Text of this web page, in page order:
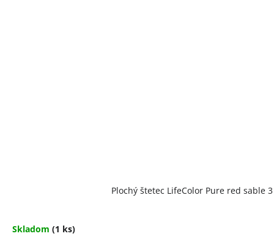
Plochý štetec LifeColor Pure red sable 3
Skladom (1 ks)